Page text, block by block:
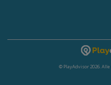
© PlayAdvisor 2026.